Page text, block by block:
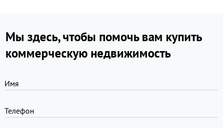
Мы здесь, чтобы помочь вам купить
коммерческую недвижимость
Имя
Телефон